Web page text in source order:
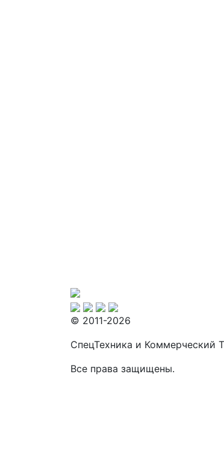
© 2011-2026
СпецТехника и Коммерческий
Все права защищены.